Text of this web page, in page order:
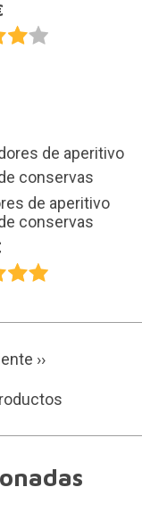
de aperitivo
conservas
››